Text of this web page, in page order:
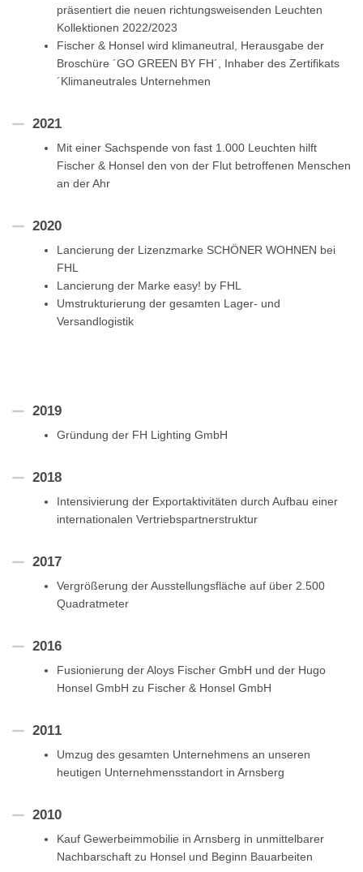
präsentiert die neuen richtungsweisenden Leuchten
Kollektionen 2022/2023
Fischer & Honsel wird klimaneutral, Herausgabe der
Broschüre ´GO GREEN BY FH´, Inhaber des Zertifikats
´Klimaneutrales Unternehmen
2021
Mit einer Sachspende von fast 1.000 Leuchten hilft
Fischer & Honsel den von der Flut betroffenen Menschen
an der Ahr
2020
Lancierung der Lizenzmarke SCHÖNER WOHNEN bei
FHL
Lancierung der Marke easy! by FHL
Umstrukturierung der gesamten Lager- und
Versandlogistik
2019
Gründung der FH Lighting GmbH
2018
Intensivierung der Exportaktivitäten durch Aufbau einer
internationalen Vertriebspartnerstruktur
2017
Vergrößerung der Ausstellungsfläche auf über 2.500
Quadratmeter
2016
Fusionierung der Aloys Fischer GmbH und der Hugo
Honsel GmbH zu Fischer & Honsel GmbH
2011
Umzug des gesamten Unternehmens an unseren
heutigen Unternehmensstandort in Arnsberg
2010
Kauf Gewerbeimmobilie in Arnsberg in unmittelbarer
Nachbarschaft zu Honsel und Beginn Bauarbeiten